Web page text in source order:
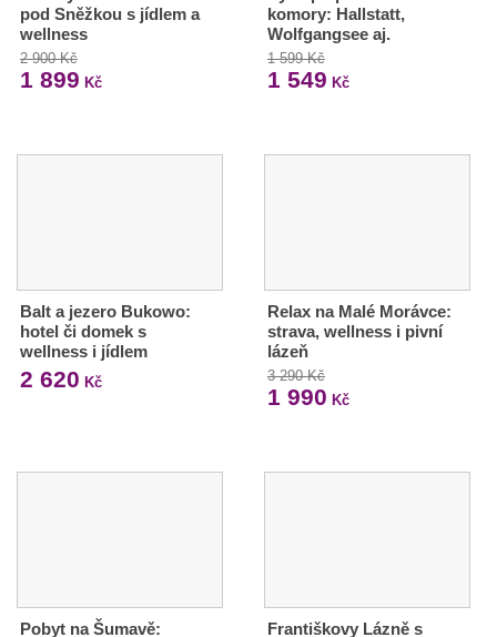
pod Sněžkou s jídlem a
wellness
2 900 Kč
1 899 Kč
komory: Hallstatt,
Wolfgangsee aj.
1 599 Kč
1 549 Kč
Balt a jezero Bukowo:
hotel či domek s
wellness i jídlem
2 620 Kč
Relax na Malé Morávce:
strava, wellness i pivní
lázeň
3 290 Kč
1 990 Kč
Pobyt na Šumavě:
Františkovy Lázně s